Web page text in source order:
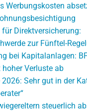
Werbungskosten
Direktversicherung:
zur Fünftel-
bei Kapitalanlagen:
Verluste ab
Sehr gut in der
steuerlich